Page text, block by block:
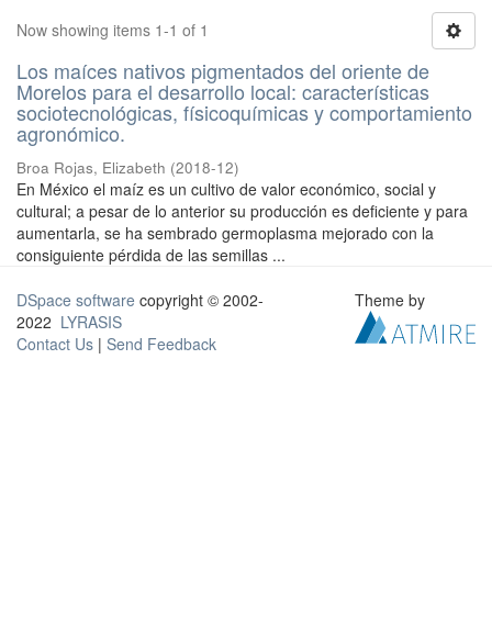
Now showing items 1-1 of 1
Los maíces nativos pigmentados del oriente de
Morelos para el desarrollo local: características
sociotecnológicas, físicoquímicas y comportamiento
agronómico.
Broa Rojas, Elizabeth (2018-12)
En México el maíz es un cultivo de valor económico, social y
cultural; a pesar de lo anterior su producción es deficiente y para
aumentarla, se ha sembrado germoplasma mejorado con la
consiguiente pérdida de las semillas ...
DSpace software copyright © 2002-
2022 LYRASIS
Contact Us | Send Feedback
Theme by